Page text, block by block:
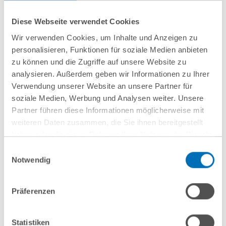
Diese Webseite verwendet Cookies
Wir verwenden Cookies, um Inhalte und Anzeigen zu
personalisieren, Funktionen für soziale Medien anbieten
zu können und die Zugriffe auf unsere Website zu
analysieren. Außerdem geben wir Informationen zu Ihrer
Verwendung unserer Website an unsere Partner für
soziale Medien, Werbung und Analysen weiter. Unsere
Partner führen diese Informationen möglicherweise mit
weiteren Daten zusammen, die Sie ihnen bereitgestellt
haben oder die sie im Rahmen Ihrer Nutzung der Dienste
Cookies, wenn Sie unsere Webseite weiterhin nutzen.
Hinweis auf die Verarbeitung Ihrer personenbezogenen
Indem Sie auf „Cookies
akzeptieren“ klicken, willigen Sie zugleich gem. Art. 49 Abs. 1
verarbeitet werden. Die USA werden derzeit vom Europäischen
Notwendig
Präferenzen
Statistiken
29 June 2020
GvW Graf von Westphalen receives 91
awards from Handelsblatt/Best Lawyers
21 April 2020
GvW Graf von Westphalen has advised
(AWST) from Helmholtz Zentrum München
Wyndham sells European vacation rental